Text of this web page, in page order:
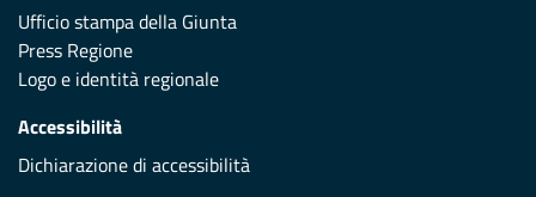
Ufficio stampa della Giunta
Press Regione
Logo e identità regionale
Accessibilità
Dichiarazione di accessibilità